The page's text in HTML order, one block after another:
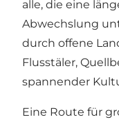
alle, die eine
Abwechslung
durch offene
Flusstäler,
spannender
Eine Route für